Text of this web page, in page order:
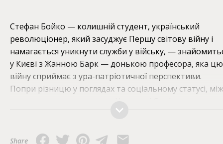
Стефан Бойко — колишній студент, український
революціонер, який засуджує Першу світову війну і
намагається уникнути служби у війську, —
у Києві з Жанною Барк — донькою професора, яка цю
війну сприймає з ура-патріотичної перспективи.
Попри різницю у поглядах та соціальному статусі, між
потрапляє на фронт, досвідчує жахіття війни та
яка стає солдаткою жіночого батальйону смерті
Share